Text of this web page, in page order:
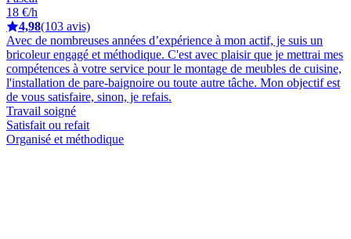
18 €/h
4,98(103 avis)
Avec de nombreuses années d’expérience à mon actif, je suis un
bricoleur engagé et méthodique. C'est avec plaisir que je mettrai mes
compétences à votre service pour le montage de meubles de cuisine,
l'installation de pare-baignoire ou toute autre tâche. Mon objectif est
de vous satisfaire, sinon, je refais.
Travail soigné
Satisfait ou refait
Organisé et méthodique